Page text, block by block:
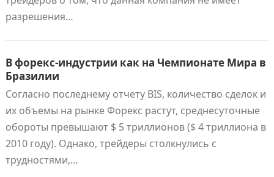
разрешения…
В форекс-индустрии как на Чемпионате Мира в
Бразилии
Согласно последнему отчету BIS, количество сделок и
их объемы на рынке Форекс растут, среднесуточные
обороты превышают $ 5 триллионов ($ 4 триллиона в
2010 году). Однако, трейдеры столкнулись с
трудностями,…